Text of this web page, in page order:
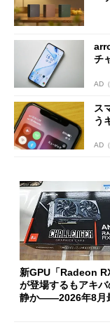
チ
AD
ス
う
AD
新GPU「Radeon
が登場するもアキ
静か――2026年8月